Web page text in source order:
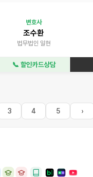
변호사
조수환
법무법인 일현
📞 할인카드상담
3 4 5 ›